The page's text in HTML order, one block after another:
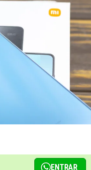
ENTRAR